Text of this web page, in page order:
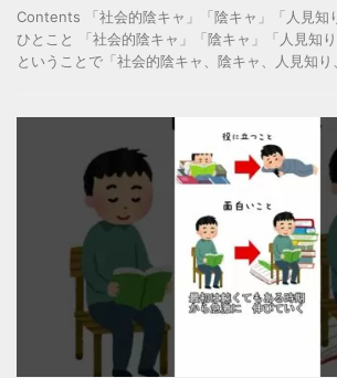
Contents 「社会的陰キャ」「陰キャ」「人見知
ひとこと 「社会的陰キャ」「陰キャ」「人見知
ということで「社会的陰キャ、陰キャ、人見知